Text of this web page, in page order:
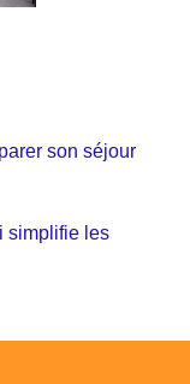
son séjour
simplifie les